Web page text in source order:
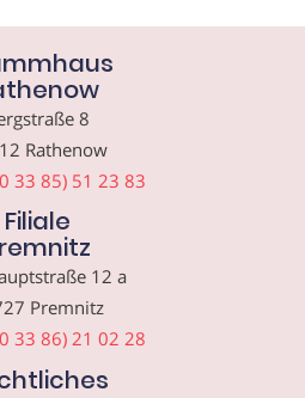
8
Rathenow
33 85) 51 23 83
Filiale
12 a
Premnitz
33 86) 21 02 28